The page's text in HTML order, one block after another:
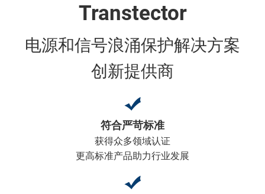
Transtector
电源和信号浪涌保护解决方案
创新提供商
符合严苛标准
获得众多领域认证
更高标准产品助力行业发展